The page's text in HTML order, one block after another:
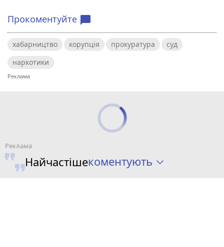
Прокоментуйте chat_bubble
хабарництво корупція прокуратура
суд
наркотики
Найчастішекоментують